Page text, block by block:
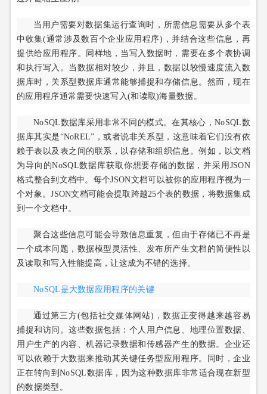
当用户需要对数据集运行查询时，所需信息需要从多个表
中收集(通常涉及数百个企业应用程序)，并结合这些信息，再
提供给应用程序。同样地，当写入数据时，需要在多个表协调
和执行写入。当数据相对较少，并且，数据以较慢速度流入数
据库时，关系型数据库通常能够捕捉和存储信息。然而，现在
的应用程序通常需要快速写入(和读取)海量数据。
NoSQL数据库采用非常不同的模式。在其核心，NoSQL数
据库其实是“NoREL”，或者说非关系型，这意味着它们没有依
赖于表以及表之间的联系，以存储和组织信息。例如，以文档
为导向的NoSQL数据库获取你想要存储的数据，并采用JSON
格式整合到文档中。每个JSON文档可以被你的应用程序视为一
个对象。JSON文档可能会提取跨越25个表的数据，将数据集成
到一个文档中。
聚合这些信息可能会导致信息重复，但由于存储已不再是
一个成本问题，数据模型灵活性、发布所产生文档的简便性以
及读取和写入性能提高，让这成为不错的选择。
NoSQL是大数据应用程序的关键
通过第三方(包括社交媒体网站)，数据正变得越来越容易
捕捉和访问。这些数据包括：个人用户信息、地理位置数据、
用户生产的内容、机器记录数据和传感器产生的数据。企业还
可以依赖于大数据来推动其关键任务型应用程序。同时，企业
正在转向到NoSQL数据库，因为这种数据库非常适合现在新型
的数据类型。